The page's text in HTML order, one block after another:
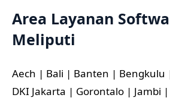
Area Layanan
Meliputi
Aech | Bali | Banten | Bengkulu
DKI Jakarta | Gorontalo | Jambi